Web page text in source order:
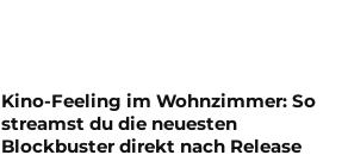
Kino-Feeling im Wohnzimmer: So
streamst du die neuesten
Blockbuster direkt nach Release